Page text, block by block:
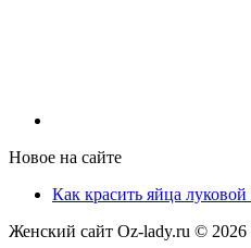
Новое на сайте
Как красить яйца
Женский сайт Oz-lady.ru © 2026